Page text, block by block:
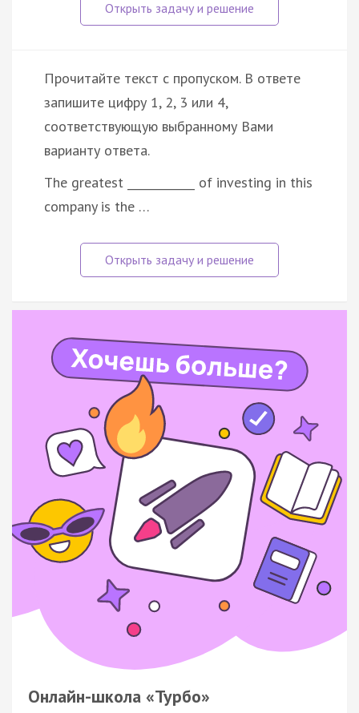
Прочитайте текст с пропуском. В ответе
запишите цифру 1, 2, 3 или 4,
соответствующую выбранному Вами
варианту ответа.
The greatest ____________ of investing in this
company is the …
Онлайн-школа «Турбо»